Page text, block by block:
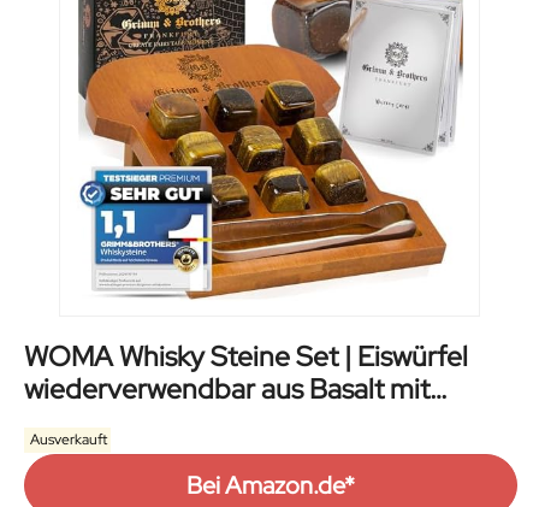
WOMA Whisky Steine Set | Eiswürfel
wiederverwendbar aus Basalt mit
Samtbeutel | hochwertiger Holzbox und
Edelstahl Zange – Geschmacks
Ausverkauft
Bei Amazon.de*